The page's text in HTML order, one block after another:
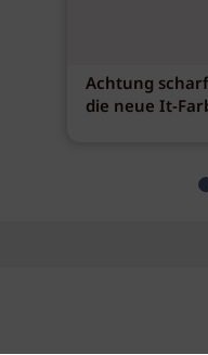
Achtung
die neue It-